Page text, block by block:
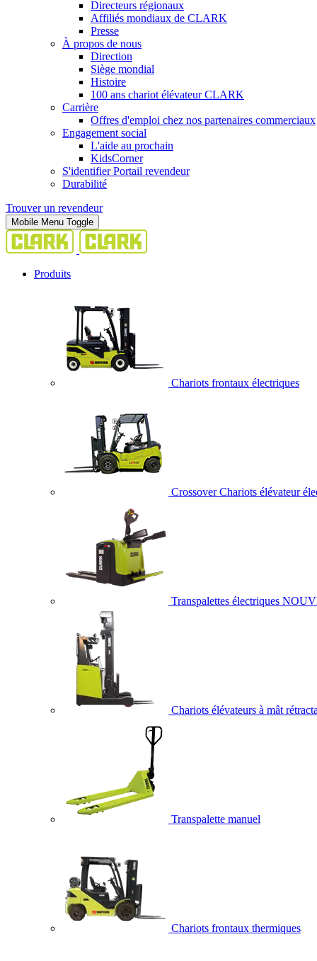
Directeurs régionaux
Affiliés mondiaux de CLARK
Presse
À propos de nous
Direction
Siège mondial
Histoire
100 ans chariot élévateur CLARK
Carrière
Offres d'emploi chez nos partenaires commerciaux
Engagement social
L'aide au prochain
KidsCorner
S'identifier Portail revendeur
Durabilité
Trouver un revendeur
Mobile Menu Toggle
Produits
Chariots frontaux électriques
Crossover Chariots élévateur
Transpalettes électriques
Chariots élévateurs à mât
Transpalette manuel
Chariots frontaux thermiques